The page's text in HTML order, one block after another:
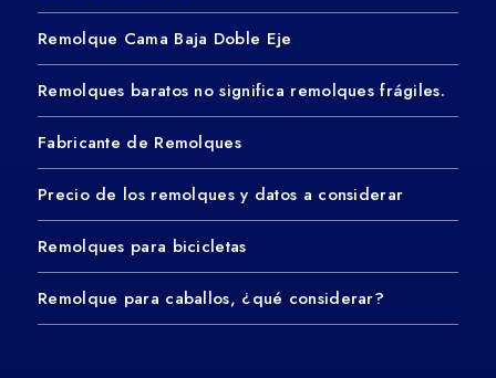
Remolque Cama Baja Doble Eje
Remolques baratos no significa remolques frágiles.
Fabricante de Remolques
Precio de los remolques y datos a considerar
Remolques para bicicletas
Remolque para caballos, ¿qué considerar?